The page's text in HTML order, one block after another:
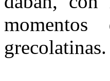
grecolatinas.